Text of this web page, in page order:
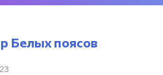
Белых поясов